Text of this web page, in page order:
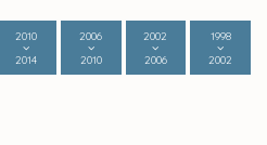
2010
2014
2006
2010
2002
2006
1998
2002